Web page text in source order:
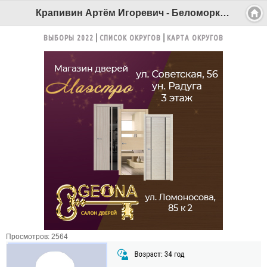
Крапивин Артём Игоревич - Беломорканал Северодвинск tv29.ru
ВЫБОРЫ 2022 СПИСОК ОКРУГОВ КАРТА ОКРУГОВ
Просмотров: 2564